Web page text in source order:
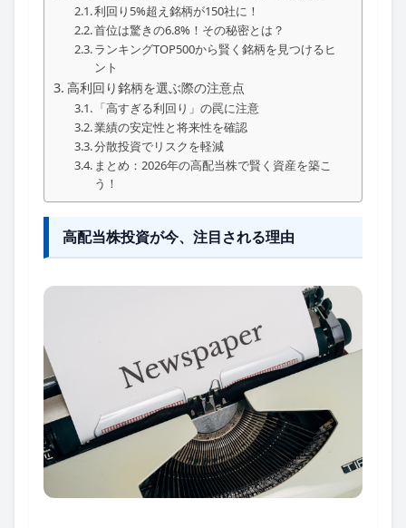
利回り5%超え銘柄が150社に！
首位は驚きの6.8%！その秘密とは？
ランキングTOP500から賢く銘柄を見つけるヒ
ント
高利回り銘柄を選ぶ際の注意点
「高すぎる利回り」の罠に注意
業績の安定性と将来性を確認
分散投資でリスクを軽減
まとめ：2026年の高配当株で賢く資産を築こ
う！
高配当株投資が今、注目される理由